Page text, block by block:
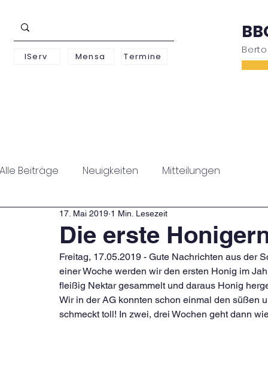
IServ Mensa Termine
Alle Beiträge Neuigkeiten Mitteilungen
Die erste
17. Mai 2019 1 Min. Lesezeit
Freitag, 17.05.2019 - Gute Nachrichten aus der
einer Woche werden wir den ersten Honig im
fleißig Nektar gesammelt und daraus Honig
Wir in der AG konnten schon einmal den süßen
schmeckt toll! In zwei, drei Wochen geht dann